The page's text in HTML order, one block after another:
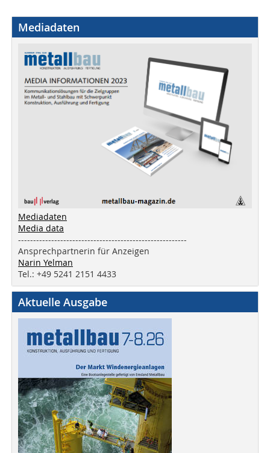
Mediadaten
Mediadaten
Media data
--------------------------------------------------------
Ansprechpartnerin für Anzeigen
Narin Yelman
Tel.: +49 5241 2151 4433
Aktuelle Ausgabe